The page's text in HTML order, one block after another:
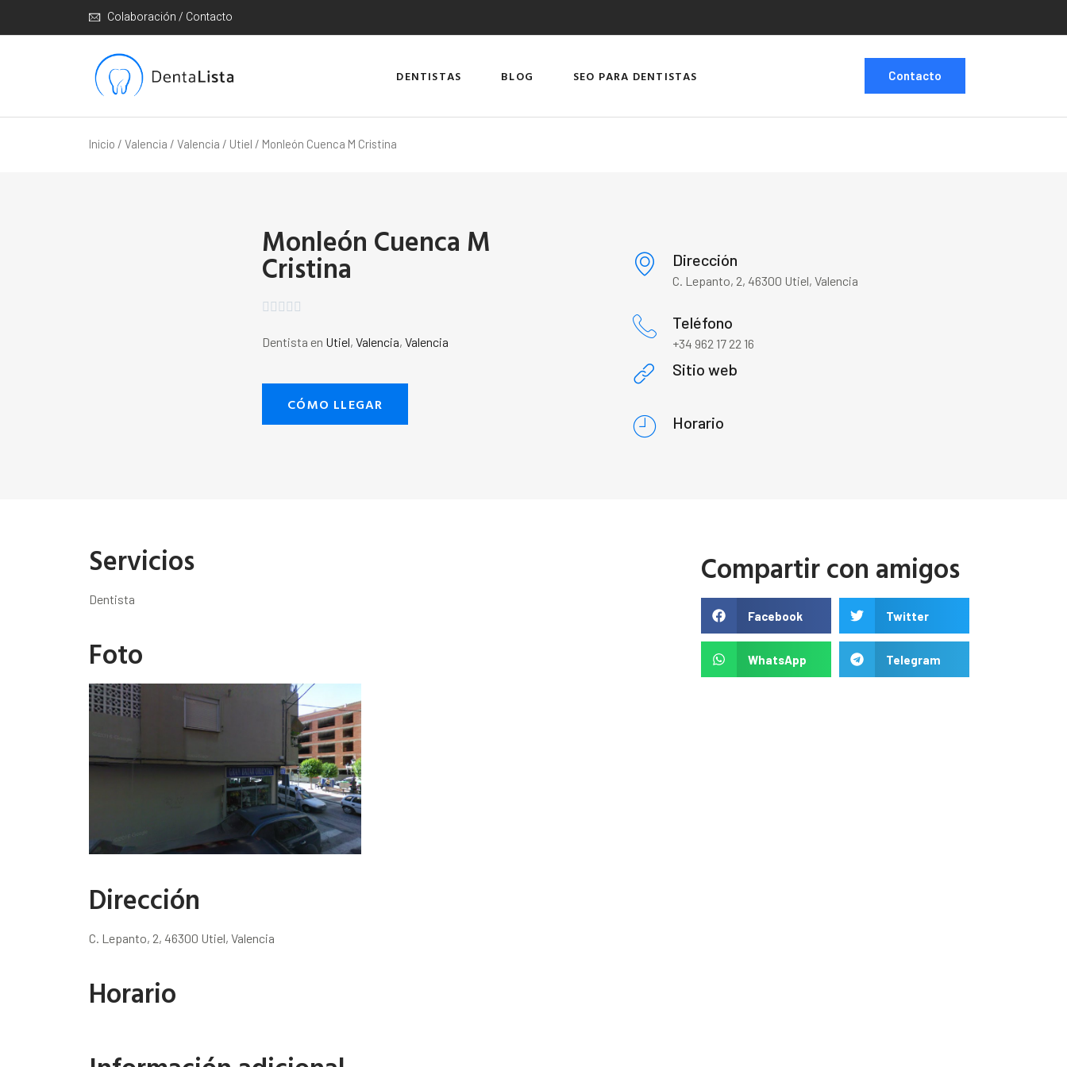
Colaboración / Contacto
DENTISTAS BLOG SEO PARA DENTISTAS Contacto
Inicio / Valencia / Valencia / Utiel / Monleón Cuenca M Cristina
Monleón Cuenca M
Cristina
    
Dentista en Utiel,Valencia,Valencia
CÓMO LLEGAR
Dirección
C. Lepanto, 2, 46300 Utiel, Valencia
Teléfono
+34 962 17 22 16
Sitio web
Horario
Servicios
Dentista
Foto
Dirección
C. Lepanto, 2, 46300 Utiel, Valencia
Horario
Compartir con amigos
Facebook Twitter
WhatsApp Telegram